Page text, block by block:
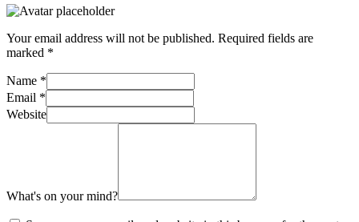
Your email address will not be published. Required fields are
marked *
Name *
Email *
Website
What's on your mind?